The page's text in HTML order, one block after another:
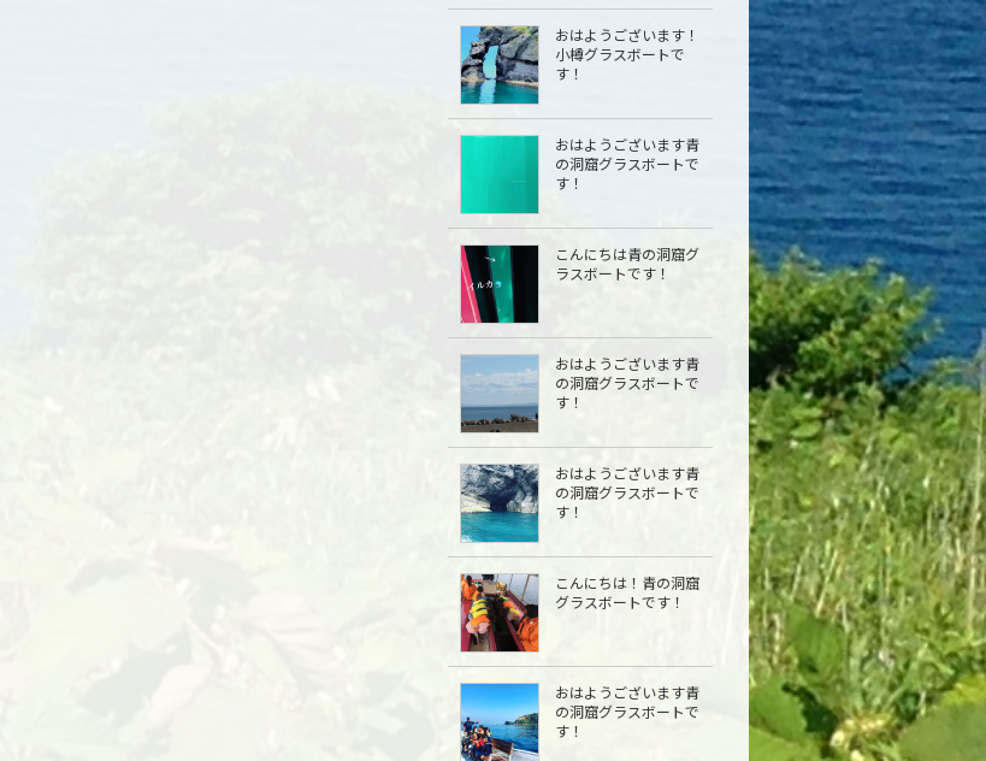
おはようございます！
小樽グラスボートで
す！
おはようございます青
の洞窟グラスボートで
す！
こんにちは青の洞窟グ
ラスボートです！
おはようございます青
の洞窟グラスボートで
す！
おはようございます青
の洞窟グラスボートで
す！
こんにちは︎！青の洞窟
グラスボートです！
おはようございます青
の洞窟グラスボートで
す！